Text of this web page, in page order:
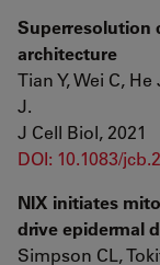
Superresolution
architecture
Tian Y, Wei C,
J.
J Cell Biol, 2021
DOI: 10.1083/
NIX initiates
drive epidermal
Simpson CL,